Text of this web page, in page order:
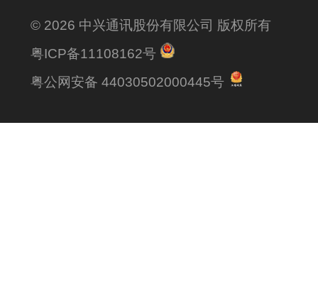
© 2026 中兴通讯股份有限公司 版权所有
粤ICP备11108162号
粤公网安备 44030502000445号